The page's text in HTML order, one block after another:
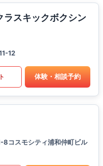
ラスキックボクシン
12
体験・相談予約
8コスモシティ浦和仲町ビル